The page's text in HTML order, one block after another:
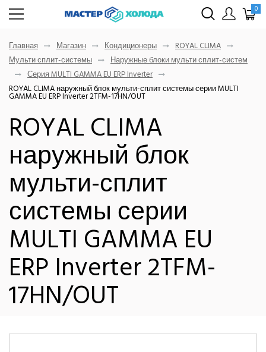
0
Главная Магазин Кондиционеры
ROYAL CLIMA
Мульти сплит-системы
Наружные блоки мульти сплит-систем
Серия MULTI GAMMA EU ERP Inverter
ROYAL CLIMA наружный блок мульти-сплит системы серии MULTI
GAMMA EU ERP Inverter 2TFM-17HN/OUT
ROYAL CLIMA
наружный блок
мульти-сплит
системы серии
MULTI GAMMA EU
ERP Inverter 2TFM-
17HN/OUT